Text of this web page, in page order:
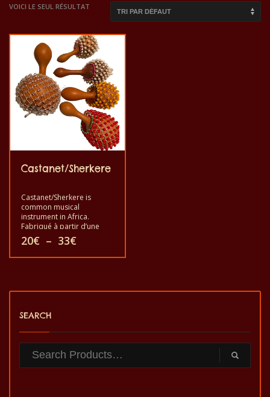
VOICI LE SEUL RÉSULTAT
Castanet/Sherkere
Castanet/Sherkere is
common musical
instrument in Africa.
Fabriqué à partir d’une
calebasse et d’un filet tissé
de perles. Choisissez votre
couleur préférée.
20€ – 33€Plage
prix :
33€
plusieurs
SEARCH